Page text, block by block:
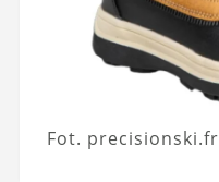
Fot. precisionski.fr